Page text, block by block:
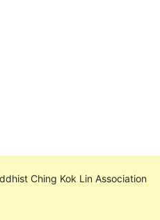
Ching Kok Lin Association